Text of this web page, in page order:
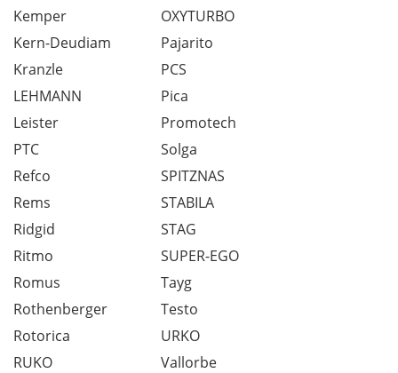
Kemper
Kern-Deudiam
Kranzle
LEHMANN
Leister
OXYTURBO
Pajarito
PCS
Pica
Promotech
PTC
Refco
Rems
Ridgid
Ritmo
Romus
Rothenberger
Rotorica
RUKO
Solga
SPITZNAS
STABILA
STAG
SUPER-EGO
Tayg
Testo
URKO
Vallorbe